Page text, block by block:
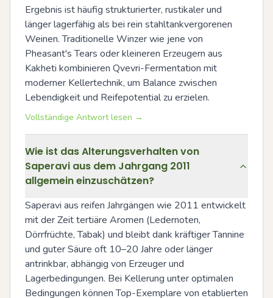
Ergebnis ist häufig strukturierter, rustikaler und
länger lagerfähig als bei rein stahltankvergorenen
Weinen. Traditionelle Winzer wie jene von
Pheasant's Tears oder kleineren Erzeugern aus
Kakheti kombinieren Qvevri-Fermentation mit
moderner Kellertechnik, um Balance zwischen
Lebendigkeit und Reifepotential zu erzielen.
Vollständige Antwort lesen →
Wie ist das Alterungsverhalten von
Saperavi aus dem Jahrgang 2011
allgemein einzuschätzen?
Saperavi aus reifen Jahrgängen wie 2011 entwickelt
mit der Zeit tertiäre Aromen (Ledernoten,
Dörrfrüchte, Tabak) und bleibt dank kräftiger Tannine
und guter Säure oft 10–20 Jahre oder länger
antrinkbar, abhängig von Erzeuger und
Lagerbedingungen. Bei Kellerung unter optimalen
Bedingungen können Top-Exemplare von etablierten